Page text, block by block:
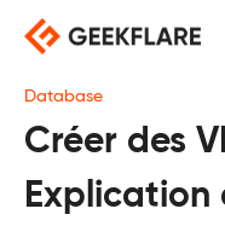
Skip
content
Database
Créer des